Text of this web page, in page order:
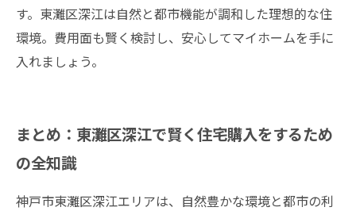
す。東灘区深江は自然と都市機能が調和した理想的な住
環境。費用面も賢く検討し、安心してマイホームを手に
入れましょう。
まとめ：東灘区深江で賢く住宅購入をするため
の全知識
神戸市東灘区深江エリアは、自然豊かな環境と都市の利